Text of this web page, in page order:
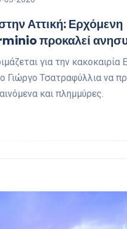
Αττική: Ερχόμενη
προκαλεί
για την κακοκαιρία
Γιώργο Τσατραφύλλια να
και πλημμύρες.